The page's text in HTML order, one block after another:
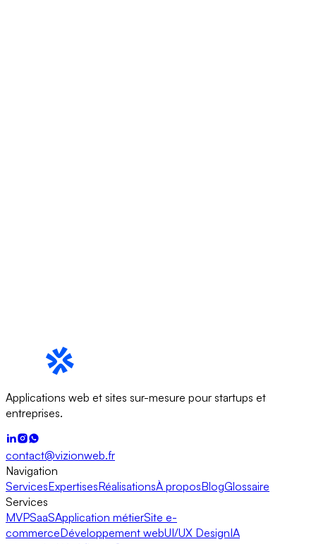
Applications web et sites sur-mesure pour startups et
entreprises.
contact@vizionweb.fr
Navigation
ServicesExpertisesRéalisationsÀ proposBlogGlossaire
Services
MVPSaaSApplication métierSite e-
commerceDéveloppement webUI/UX DesignIA